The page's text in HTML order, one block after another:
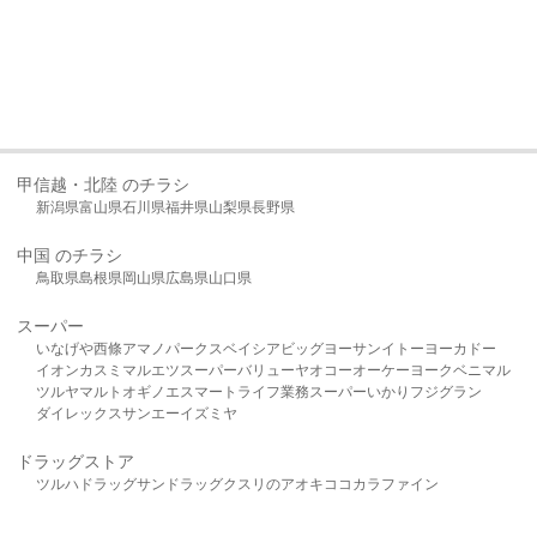
甲信越・北陸 のチラシ
新潟県富山県石川県福井県山梨県長野県
中国 のチラシ
鳥取県島根県岡山県広島県山口県
スーパー
いなげや西條アマノパークスベイシア ビッグヨーサンイトーヨーカドー
イオンカスミ マルエツスーパーバリューヤオコーオーケー ヨークベニマル
ツルヤマルト オギノ エスマート ライフ業務スーパーいかり フジグラン
ダイレックスサンエーイズミヤ
ドラッグストア
ツルハドラッグサンドラッグクスリのアオキ ココカラファイン